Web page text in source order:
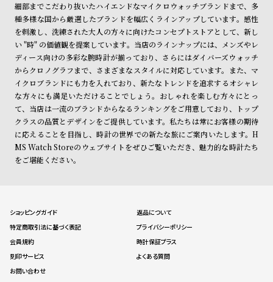
細部までこだわり抜いたハイエンドなマイクロウォッチブランドまで、多
種多様な国から厳選したブランドを幅広くラインアップしています。感性
を刺激し、洗練された大人の方々に向けたコンセプトストアとして、新し
い "時" の価値観を提案しています。当店のラインナップには、メンズやレ
ディース向けの多彩な腕時計が揃っており、さらにはダイバーズウォッチ
からクロノグラフまで、さまざまなスタイルに対応しています。また、マ
イクロブランドにも力を入れており、新たなトレンドを追求するオシャレ
な方々にも満足いただけることでしょう。おしゃれを楽しむ方々にとっ
て、当店は一流のブランドからなるランキングをご用意しており、トップ
クラスの品質とデザインをご提供しています。私たちは常にお客様の期待
に応えることを目指し、時計の世界での新たな旅にご案内いたします。H
MS Watch Storeのウェブサイトをぜひご覧いただき、魅力的な時計たち
をご堪能ください。
ショッピングガイド
返品について
特定商取引法に基づく表記
プライバシーポリシー
会員規約
時計保証プラス
刻印サービス
よくある質問
お問い合わせ